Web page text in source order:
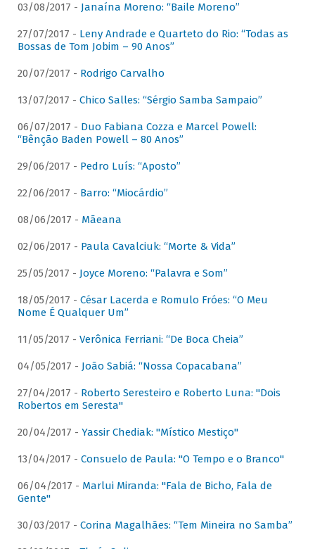
03/08/2017 - Janaína Moreno: “Baile Moreno”
27/07/2017 - Leny Andrade e Quarteto do Rio: “Todas as
Bossas de Tom Jobim – 90 Anos”
20/07/2017 - Rodrigo Carvalho
13/07/2017 - Chico Salles: “Sérgio Samba Sampaio”
06/07/2017 - Duo Fabiana Cozza e Marcel Powell:
“Bênção Baden Powell – 80 Anos”
29/06/2017 - Pedro Luís: “Aposto”
22/06/2017 - Barro: “Miocárdio”
08/06/2017 - Mãeana
02/06/2017 - Paula Cavalciuk: “Morte & Vida”
25/05/2017 - Joyce Moreno: “Palavra e Som”
18/05/2017 - César Lacerda e Romulo Fróes: “O Meu
Nome É Qualquer Um”
11/05/2017 - Verônica Ferriani: “De Boca Cheia”
04/05/2017 - João Sabiá: “Nossa Copacabana”
27/04/2017 - Roberto Seresteiro e Roberto Luna: "Dois
Robertos em Seresta"
20/04/2017 - Yassir Chediak: "Místico Mestiço"
13/04/2017 - Consuelo de Paula: "O Tempo e o Branco"
06/04/2017 - Marlui Miranda: "Fala de Bicho, Fala de
Gente"
30/03/2017 - Corina Magalhães: “Tem Mineira no Samba”